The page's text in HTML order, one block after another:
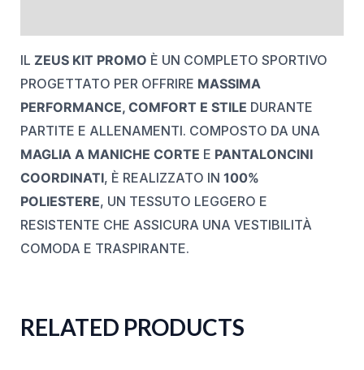
IL ZEUS KIT PROMO È UN COMPLETO SPORTIVO
PROGETTATO PER OFFRIRE MASSIMA
PERFORMANCE, COMFORT E STILE DURANTE
PARTITE E ALLENAMENTI. COMPOSTO DA UNA
MAGLIA A MANICHE CORTE E PANTALONCINI
COORDINATI, È REALIZZATO IN 100%
POLIESTERE, UN TESSUTO LEGGERO E
RESISTENTE CHE ASSICURA UNA VESTIBILITÀ
COMODA E TRASPIRANTE.
RELATED PRODUCTS